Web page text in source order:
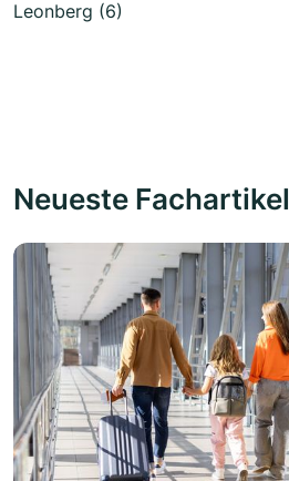
Leonberg (6)
Neueste Fachartikel